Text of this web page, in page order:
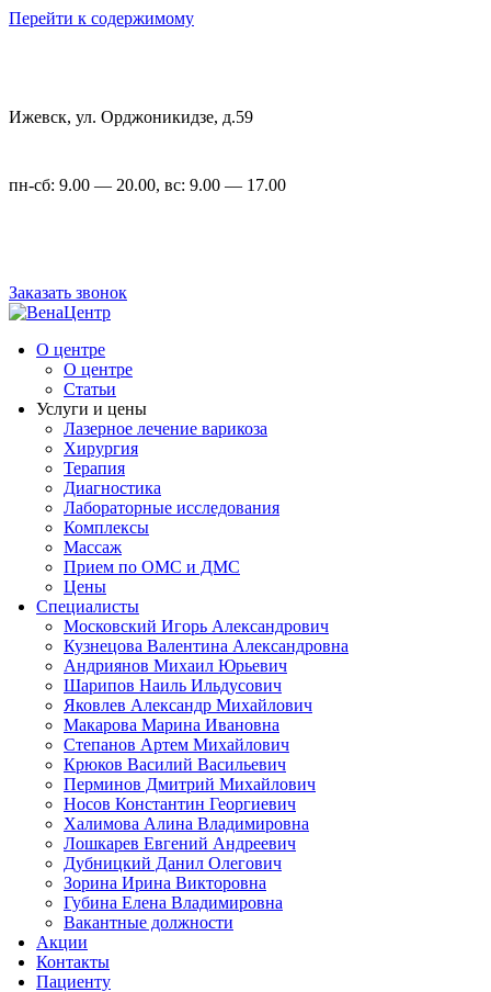
Перейти к содержимому
Ижевск, ул. Орджоникидзе, д.59
пн-сб: 9.00 — 20.00, вс: 9.00 — 17.00
Заказать звонок
О центре
О центре
Статьи
Услуги и цены
Лазерное лечение варикоза
Хирургия
Терапия
Диагностика
Лабораторные исследования
Комплексы
Массаж
Прием по ОМС и ДМС
Цены
Специалисты
Московский Игорь Александрович
Кузнецова Валентина Александровна
Андриянов Михаил Юрьевич
Шарипов Наиль Ильдусович
Яковлев Александр Михайлович
Макарова Марина Ивановна
Степанов Артем Михайлович
Крюков Василий Васильевич
Перминов Дмитрий Михайлович
Носов Константин Георгиевич
Халимова Алина Владимировна
Лошкарев Евгений Андреевич
Дубницкий Данил Олегович
Зорина Ирина Викторовна
Губина Елена Владимировна
Вакантные должности
Акции
Контакты
Пациенту